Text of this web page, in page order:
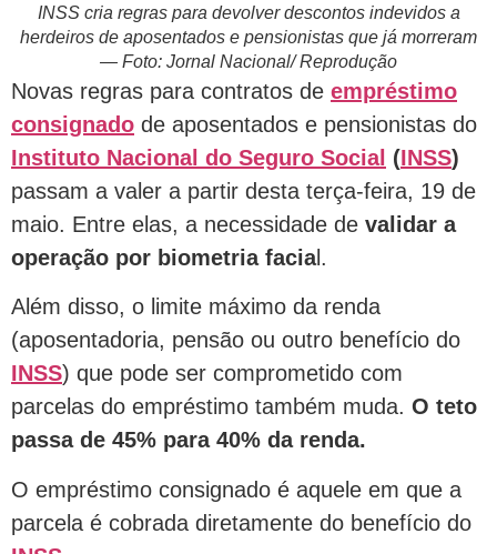
INSS cria regras para devolver descontos indevidos a
herdeiros de aposentados e pensionistas que já morreram
— Foto: Jornal Nacional/ Reprodução
Novas regras para contratos de empréstimo
consignado de aposentados e pensionistas do
Instituto Nacional do Seguro Social (INSS)
passam a valer a partir desta terça-feira, 19 de
maio. Entre elas, a necessidade de validar a
operação por biometria facial.
Além disso, o limite máximo da renda
(aposentadoria, pensão ou outro benefício do
INSS) que pode ser comprometido com
parcelas do empréstimo também muda. O teto
passa de 45% para 40% da renda.
O empréstimo consignado é aquele em que a
parcela é cobrada diretamente do benefício do